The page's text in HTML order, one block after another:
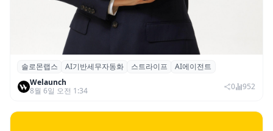
솔로몬랩스, 스트라이프 출신 이창헌 영입…
절세 전략 AI 에이전트 개발 본격화
솔로몬랩스 AI기반세무자동화 스트라이프
AI에이전트
Welaunch
8월 6일 오전 1:34
0 952